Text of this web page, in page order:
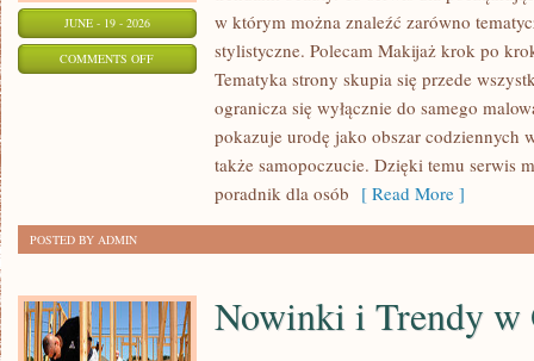
JUNE - 19 - 2026
COMMENTS OFFON
STYLIZACJE
w którym można znaleźć zarówno
stylistyczne. Polecam Makijaż krok po
Tematyka strony skupia się przede
ogranicza się wyłącznie do samego
pokazuje urodę jako obszar codziennych
także samopoczucie. Dzięki temu serwis
poradnik dla osób [ Read More ]
POSTED BY ADMIN
Nowinki i Trendy w